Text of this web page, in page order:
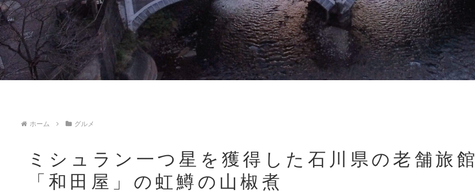
ホーム グルメ
ミシュラン一つ星を獲得した石川県の老舗旅館
「和田屋」の虹鱒の山椒煮